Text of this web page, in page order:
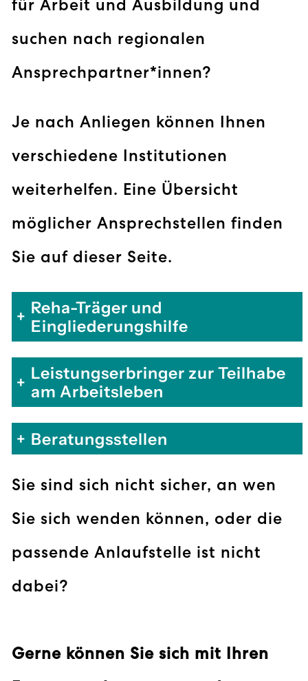
für Arbeit und Ausbildung und
suchen nach regionalen
Ansprechpartner*innen?
Je nach Anliegen können Ihnen
verschiedene Institutionen
weiterhelfen. Eine Übersicht
möglicher Ansprechstellen finden
Sie auf dieser Seite.
+ Reha-Träger und
Eingliederungshilfe
+ Leistungserbringer zur Teilhabe
am Arbeitsleben
+ Beratungsstellen
Sie sind sich nicht sicher, an wen
Sie sich wenden können, oder die
passende Anlaufstelle ist nicht
dabei?
Gerne können Sie sich mit Ihren